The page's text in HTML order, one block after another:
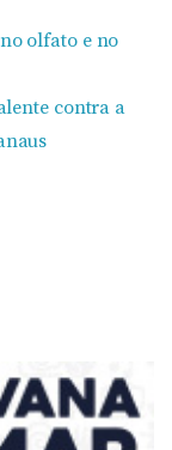
olfato e no
contra a